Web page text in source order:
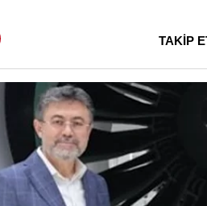
TAKİP